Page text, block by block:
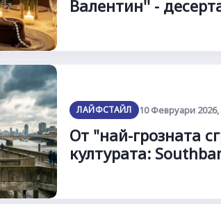
Валентин'' -
ЛАЙФСТАЙЛ 10 Февруари 2026,
От "най-грозната
културата: